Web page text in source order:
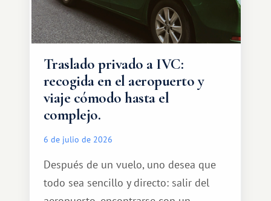
Traslado privado a IVC:
recogida en el aeropuerto y
viaje cómodo hasta el
complejo.
6 de julio de 2026
Después de un vuelo, uno desea que
todo sea sencillo y directo: salir del